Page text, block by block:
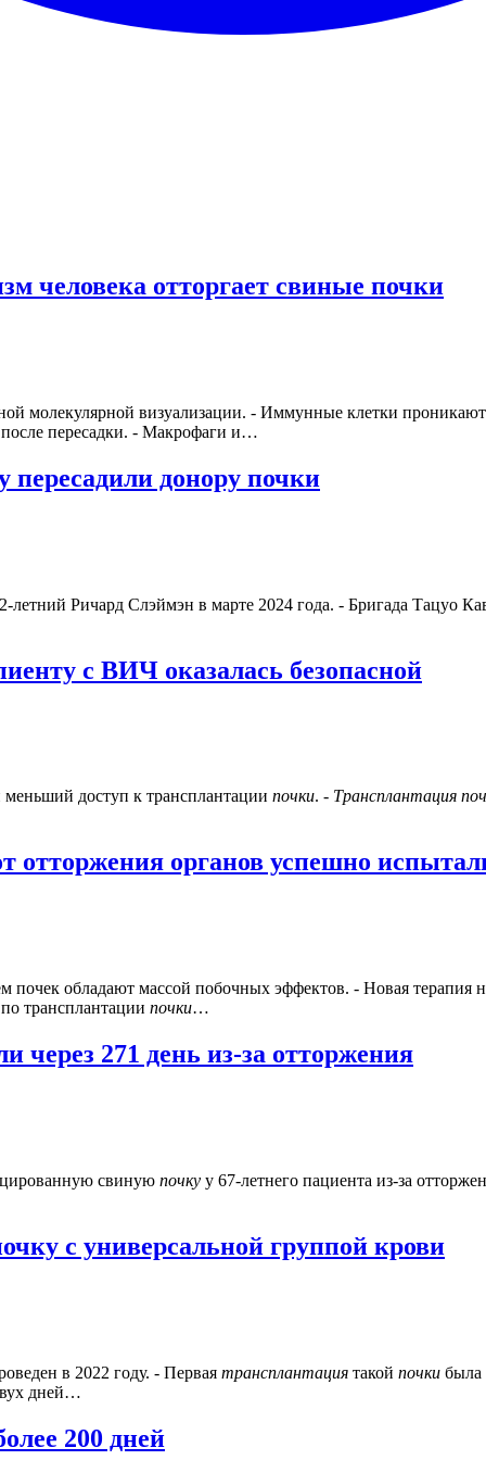
человека отторгает свиные почки
молекулярной визуализации. - Иммунные клетки
пересадки. - Макрофаги и…
донору почки
Ричард Слэймэн в марте 2024 года. - Бригада Тацуо
с ВИЧ оказалась безопасной
доступ к трансплантации почки. - Трансплантация
отторжения органов успешно
обладают массой побочных эффектов. - Новая терапия
трансплантации почки…
271 день из-за отторжения
свиную почку у 67-летнего пациента из-за
с универсальной группой крови
в 2022 году. - Первая трансплантация такой почки была
дней…
200 дней